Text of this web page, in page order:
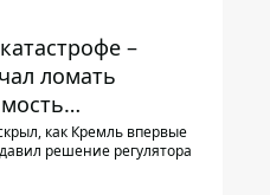
–
ломать
Центробанка,
снизить базовую
как Кремль впервые
решение регулятора